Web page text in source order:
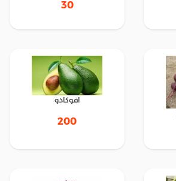
30
افوكادو
200